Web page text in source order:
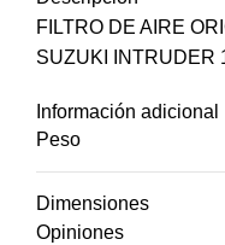
FILTRO DE AIRE
SUZUKI INTRUDER
Información adicional
Peso
Dimensiones
Opiniones